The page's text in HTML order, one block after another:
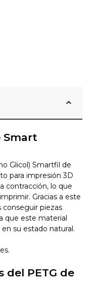
Smart
Glicol) Smartfil de
para impresión 3D
contracción, lo que
Gracias a este
piezas
que este material
su estado natural.
del PETG de